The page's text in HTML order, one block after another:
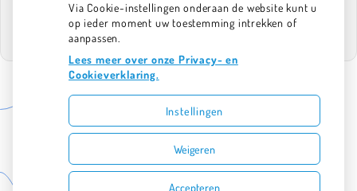
Cookie-instellingen wijzigen
Uw Zorg Online|Beheer
Bezoek
onzeonze
Privacy verklaring Cookie-instellingen Voorwaarden
Via Cookie-instellingen onderaan de website kunt u
op ieder moment uw toestemming intrekken of
aanpassen.
Lees meer over onze Privacy- en
Cookieverklaring.
Instellingen
Weigeren
Accepteren